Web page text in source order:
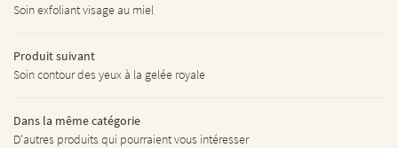
NOS PRESTATIONS
TARIFS LPG
ACTUALITÉS
Soin exfoliant visage au miel
Produit suivant
Soin contour des yeux à la gelée royale
Dans la même catégorie
D'autres produits qui pourraient vous intéresser